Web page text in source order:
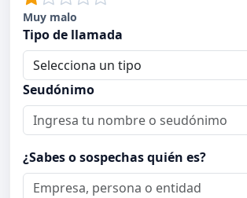
Muy malo
Tipo de llamada
Seudónimo
¿Sabes o sospechas quién es?